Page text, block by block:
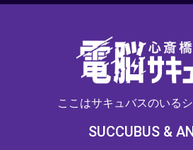
ここはサキュバスのいるシ
SUCCUBUS &